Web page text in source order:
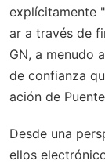
explícitamente
ar a través de
GN, a menudo
de confianza
ación de
Desde una
ellos